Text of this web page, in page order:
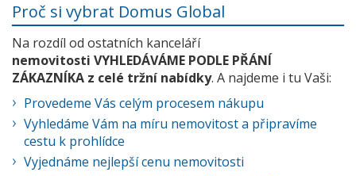
Proč si vybrat Domus Global
Na rozdíl od ostatních kanceláří
nemovitosti VYHLEDÁVÁME PODLE PŘÁNÍ
ZÁKAZNÍKA z celé tržní nabídky. A najdeme i tu Vaši:
Provedeme Vás celým procesem nákupu
Vyhledáme Vám na míru nemovitost a připravíme
cestu k prohlídce
Vyjednáme nejlepší cenu nemovitosti